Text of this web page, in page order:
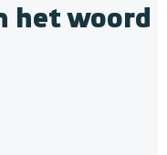
het woord